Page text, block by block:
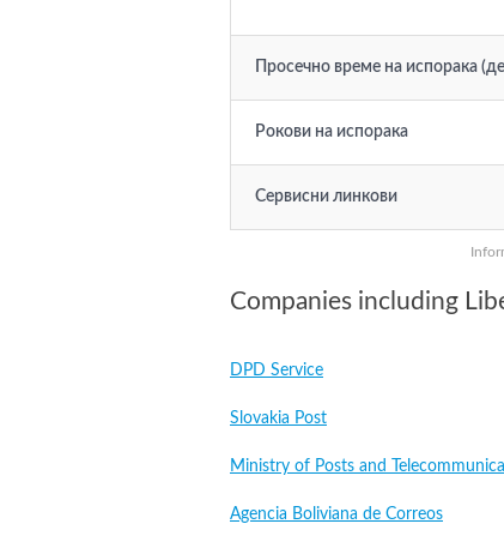
Просечно време на испорака
Рокови на испорака
Сервисни линкови
Companies including
DPD Service
Slovakia Post
Ministry of Posts and
Agencia Boliviana de Correos